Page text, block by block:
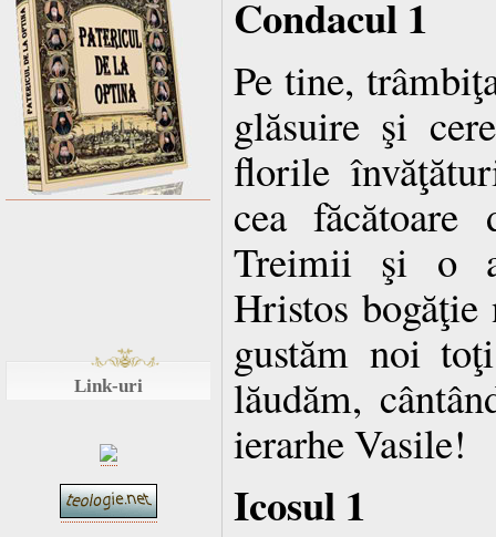
Link-uri
Condacul 1
Pe tine,
glăsuire şi
florile
cea
Treimii şi o
Hristos bogăţie
gustăm noi
lăudăm,
ierarhe Vasile!
Icosul 1